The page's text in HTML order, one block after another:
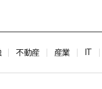
不動産 産業 IT